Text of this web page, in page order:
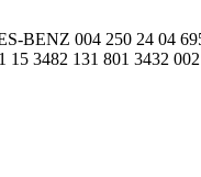
BENZ 004 250 24 04
3482 131 801 3432